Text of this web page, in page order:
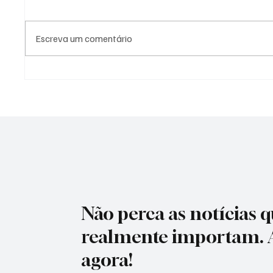
Escreva um comentário
Não perca as notícias
realmente importam.
agora!